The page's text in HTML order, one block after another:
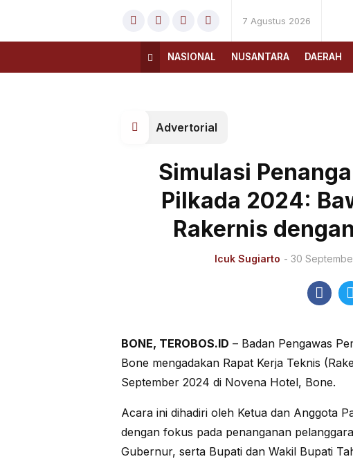
7 Agustus 2026
NASIONAL NUSANTARA DAERAH
Advertorial
Simulasi
Pilkada 2024:
Rakernis
Icuk Sugiarto - 30
BONE, TEROBOS.ID – Badan Pengawas
Bone mengadakan Rapat Kerja Teknis
September 2024 di Novena Hotel, Bone.
Acara ini dihadiri oleh Ketua dan Anggota
dengan fokus pada penanganan
Gubernur, serta Bupati dan Wakil Bupati